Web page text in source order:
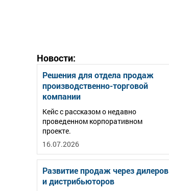
Новости:
Решения для отдела продаж
производственно-торговой
компании
Кейс с рассказом о недавно
проведенном корпоративном
проекте.
16.07.2026
Развитие продаж через дилеров
и дистрибьюторов